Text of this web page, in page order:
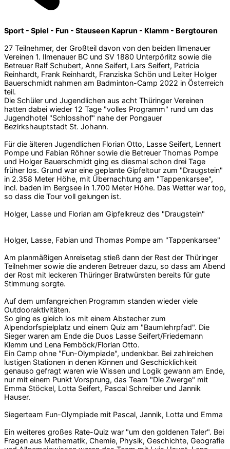
Sport - Spiel - Fun - Stauseen Kaprun - Klamm - Bergtouren
27 Teilnehmer, der Großteil davon von den beiden Ilmenauer
Vereinen 1. Ilmenauer BC und SV 1880 Unterpörlitz sowie die
Betreuer Ralf Schubert, Anne Seifert, Lars Seifert, Patricia
Reinhardt, Frank Reinhardt, Franziska Schön und Leiter Holger
Bauerschmidt nahmen am Badminton-Camp 2022 in Österreich
teil.
Die Schüler und Jugendlichen aus acht Thüringer Vereinen
hatten dabei wieder 12 Tage "volles Programm" rund um das
Jugendhotel "Schlosshof" nahe der Pongauer
Bezirkshauptstadt St. Johann.
Für die älteren Jugendlichen Florian Otto, Lasse Seifert, Lennert
Pompe und Fabian Röhner sowie die Betreuer Thomas Pompe
und Holger Bauerschmidt ging es diesmal schon drei Tage
früher los. Grund war eine geplante Gipfeltour zum "Draugstein"
in 2.358 Meter Höhe, mit Übernachtung am "Tappenkarsee",
incl. baden im Bergsee in 1.700 Meter Höhe. Das Wetter war top,
so dass die Tour voll gelungen ist.
Holger, Lasse und Florian am Gipfelkreuz des "Draugstein"
Holger, Lasse, Fabian und Thomas Pompe am "Tappenkarsee"
Am planmäßigen Anreisetag stieß dann der Rest der Thüringer
Teilnehmer sowie die anderen Betreuer dazu, so dass am Abend
der Rost mit leckeren Thüringer Bratwürsten bereits für gute
Stimmung sorgte.
Auf dem umfangreichen Programm standen wieder viele
Outdooraktivitäten.
So ging es gleich los mit einem Abstecher zum
Alpendorfspielplatz und einem Quiz am "Baumlehrpfad". Die
Sieger waren am Ende die Duos Lasse Seifert/Friedemann
Klemm und Lena Femböck/Florian Otto.
Ein Camp ohne "Fun-Olympiade", undenkbar. Bei zahlreichen
lustigen Stationen in denen Können und Geschicklichkeit
genauso gefragt waren wie Wissen und Logik gewann am Ende,
nur mit einem Punkt Vorsprung, das Team "Die Zwerge" mit
Emma Stöckel, Lotta Seifert, Pascal Schreiber und Jannik
Hauser.
Siegerteam Fun-Olympiade mit Pascal, Jannik, Lotta und Emma
Ein weiteres großes Rate-Quiz war "um den goldenen Taler". Bei
Fragen aus Mathematik, Chemie, Physik, Geschichte, Geografie